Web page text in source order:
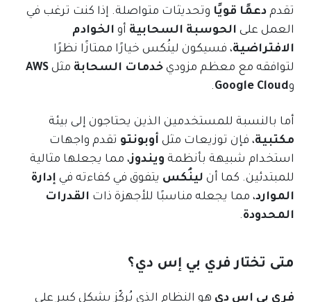
تقدم دعمًا قويًا وتحديثات متواصلة. إذا كنت ترغب في
العمل على الحوسبة السحابية أو الخوادم
الافتراضية، فسيكون لينُكس خيارًا ممتازًا نظرًا
لتوافقه مع معظم مزودي خدمات السحابة مثل AWS
وGoogle Cloud
.
أما بالنسبة للمستخدمين الذين يحتاجون إلى بيئة
مكتبية، فإن توزيعات مثل أوبونتو تقدم واجهات
استخدام شبيهة بأنظمة ويندوز، مما يجعلها مثالية
للمبتدئين. كما أن لينُكس يتفوق في كفاءته في إدارة
الموارد، مما يجعله مناسبًا للأجهزة ذات القدرات
المحدودة.
متى تختار فري بي إس دي؟
فري بي إس دي هو النظام الذي يُركّز بشكل كبير على